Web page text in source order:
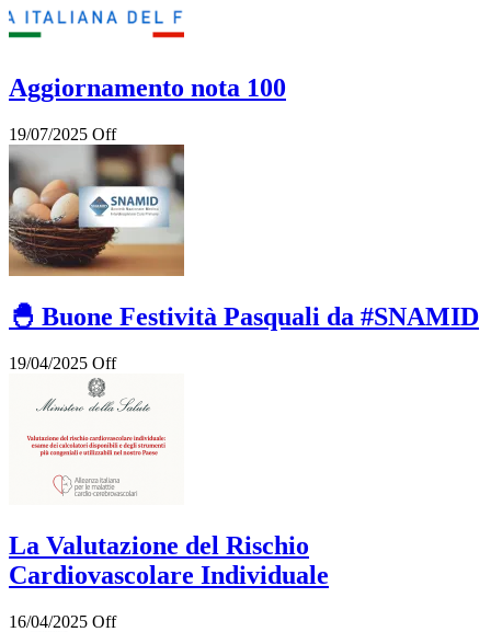
Aggiornamento nota 100
19/07/2025 Off
🐣 Buone Festività Pasquali da #SNAMID
19/04/2025 Off
La Valutazione del Rischio
Cardiovascolare Individuale
16/04/2025 Off